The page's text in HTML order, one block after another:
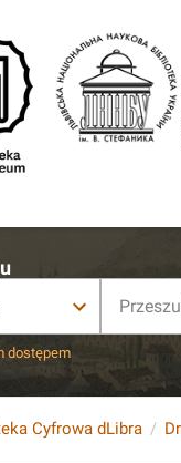
dostępem
Cyfrowa dLibra